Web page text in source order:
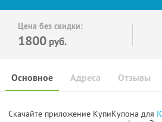
Цена без скидки:
1800 руб.
Основное Отзывы
Адреса
Скачайте приложение КупиКупона для